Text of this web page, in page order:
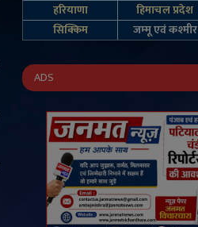
हरियाणा
हिमाचल प्रदेश
सिक्किम
जम्‍मू एवं कश्‍मीर
ADS